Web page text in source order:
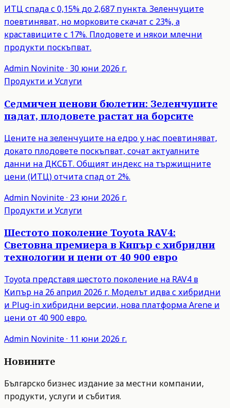
ИТЦ спада с 0,15% до 2,687 пункта. Зеленчуците
поевтиняват, но морковите скачат с 23%, а
краставиците с 17%. Плодовете и някои млечни
продукти поскъпват.
Admin Novinite· 30 юни 2026 г.
Продукти и Услуги
Седмичен ценови бюлетин: Зеленчуците
падат, плодовете растат на борсите
Цените на зеленчуците на едро у нас поевтиняват,
докато плодовете поскъпват, сочат актуалните
данни на ДКСБТ. Общият индекс на тържищните
цени (ИТЦ) отчита спад от 2%.
Admin Novinite· 23 юни 2026 г.
Продукти и Услуги
Шестото поколение Toyota RAV4:
Световна премиера в Кипър с хибридни
технологии и цени от 40 900 евро
Toyota представя шестото поколение на RAV4 в
Кипър на 26 април 2026 г. Моделът идва с хибридни
и Plug-in хибридни версии, нова платформа Arene и
цени от 40 900 евро.
Admin Novinite· 11 юни 2026 г.
Новините
Българско бизнес издание за местни компании,
продукти, услуги и събития.